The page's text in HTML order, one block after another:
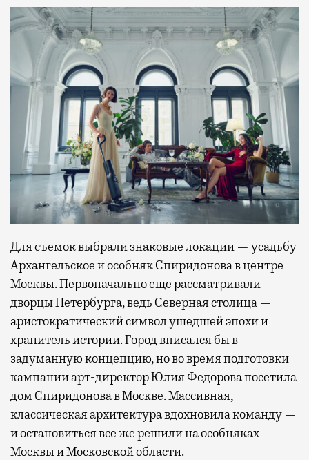
Для съемок выбрали знаковые локации — усадьбу
Архангельское и особняк Спиридонова в центре
Москвы. Первоначально еще рассматривали
дворцы Петербурга, ведь Северная столица —
аристократический символ ушедшей эпохи и
хранитель истории. Город вписался бы в
задуманную концепцию, но во время подготовки
кампании арт-директор Юлия Федорова посетила
дом Спиридонова в Москве. Массивная,
классическая архитектура вдохновила команду —
и остановиться все же решили на особняках
Москвы и Московской области.